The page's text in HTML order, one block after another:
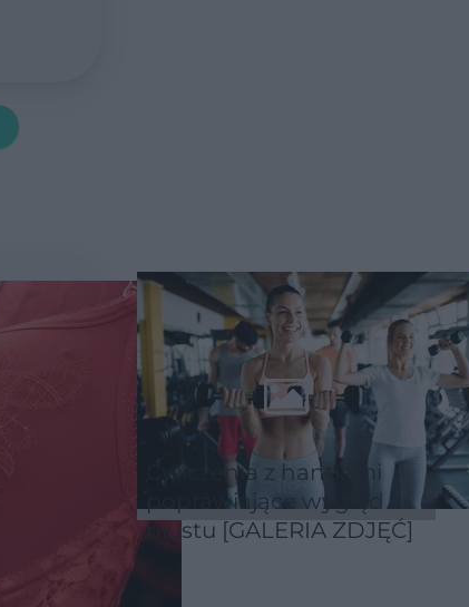
Ćwiczenia z hantlami
poprawiające wygląd
biustu [GALERIA ZDJĘĆ]